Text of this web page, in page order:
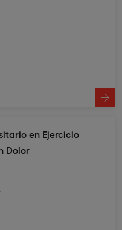
en Ejercicio
Dolor